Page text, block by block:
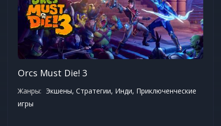
Orcs Must Die! 3
Жанры: Экшены, Стратегии, Инди, Приключенческие
игры